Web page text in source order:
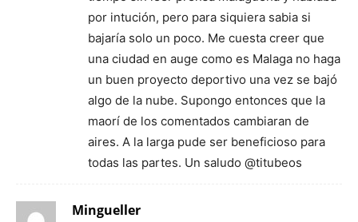
por intución, pero para siquiera sabia si
bajaría solo un poco. Me cuesta creer que
una ciudad en auge como es Malaga no haga
un buen proyecto deportivo una vez se bajó
algo de la nube. Supongo entonces que la
maorí de los comentados cambiaran de
aires. A la larga pude ser beneficioso para
todas las partes. Un saludo @titubeos
Mingueller